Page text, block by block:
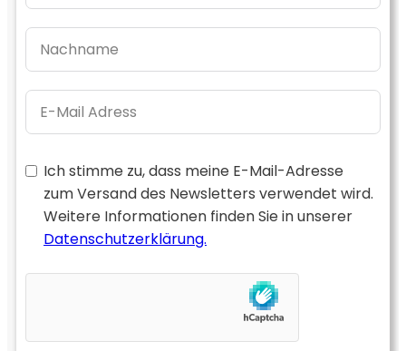
Ich stimme zu, dass meine E-Mail-Adresse
zum Versand des Newsletters verwendet wird.
Weitere Informationen finden Sie in unserer
Datenschutzerklärung.